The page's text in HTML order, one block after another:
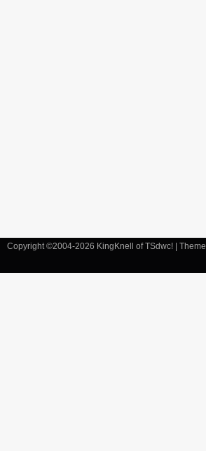
Copyright ©2004-2026 KingKnell of TSdwc! | Theme